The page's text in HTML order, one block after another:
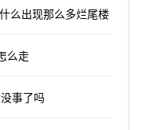
么出现那么多烂尾楼
么走
事了吗